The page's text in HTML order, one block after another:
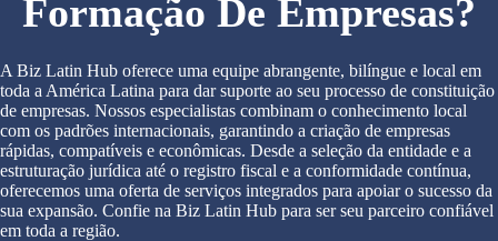
Formação De Empresas?
A Biz Latin Hub oferece uma equipe abrangente, bilíngue e local em
toda a América Latina para dar suporte ao seu processo de constituição
de empresas. Nossos especialistas combinam o conhecimento local
com os padrões internacionais, garantindo a criação de empresas
rápidas, compatíveis e econômicas. Desde a seleção da entidade e a
estruturação jurídica até o registro fiscal e a conformidade contínua,
oferecemos uma oferta de serviços integrados para apoiar o sucesso da
sua expansão. Confie na Biz Latin Hub para ser seu parceiro confiável
em toda a região.